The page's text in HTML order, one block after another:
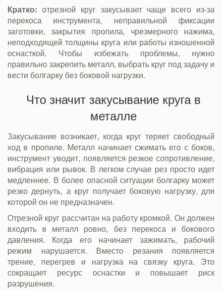
Кратко: отрезной круг закусывает чаще всего из-за
перекоса инструмента, неправильной фиксации
заготовки, закрытия пропила, чрезмерного нажима,
неподходящей толщины круга или работы изношенной
оснасткой. Чтобы избежать проблемы, нужно
правильно закрепить металл, выбрать круг под задачу и
вести болгарку без боковой нагрузки.
Что значит закусывание круга в
металле
Закусывание возникает, когда круг теряет свободный
ход в пропиле. Металл начинает сжимать его с боков,
инструмент уводит, появляется резкое сопротивление,
вибрация или рывок. В легком случае рез просто идет
медленнее. В более опасной ситуации болгарку может
резко дернуть, а круг получает боковую нагрузку, для
которой он не предназначен.
Отрезной круг рассчитан на работу кромкой. Он должен
входить в металл ровно, без перекоса и бокового
давления. Когда его начинает зажимать, рабочий
режим нарушается. Вместо резания появляется
трение, перегрев и нагрузка на связку круга. Это
сокращает ресурс оснастки и повышает риск
разрушения.